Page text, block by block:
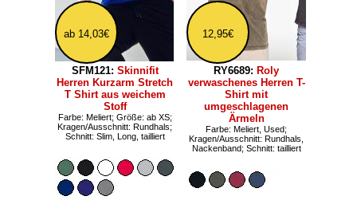
ab 14,03€
SFM121: Skinnifit
Herren Kurzarm Stretch
T Shirt aus weichem
Stoff
Farbe: Meliert; Größe: ab XS;
Kragen/Ausschnitt: Rundhals;
Schnitt: Slim, Long, tailliert
12,95€
RY6689: Roly
verwaschenes Herren T-
Shirt mit
umgeschlagenen
Ärmeln
Farbe: Meliert, Used;
Kragen/Ausschnitt: Rundhals,
Nackenband; Schnitt: tailliert